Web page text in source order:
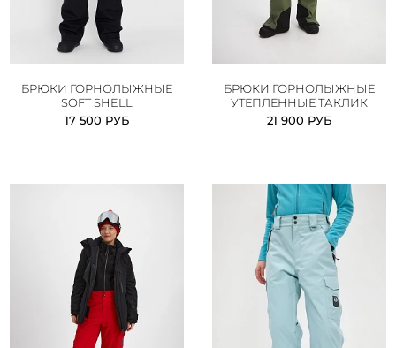
БРЮКИ ГОРНОЛЫЖНЫЕ
SOFT SHELL
17 500 РУБ
БРЮКИ ГОРНОЛЫЖНЫЕ
УТЕПЛЕННЫЕ ТАКЛИК
21 900 РУБ